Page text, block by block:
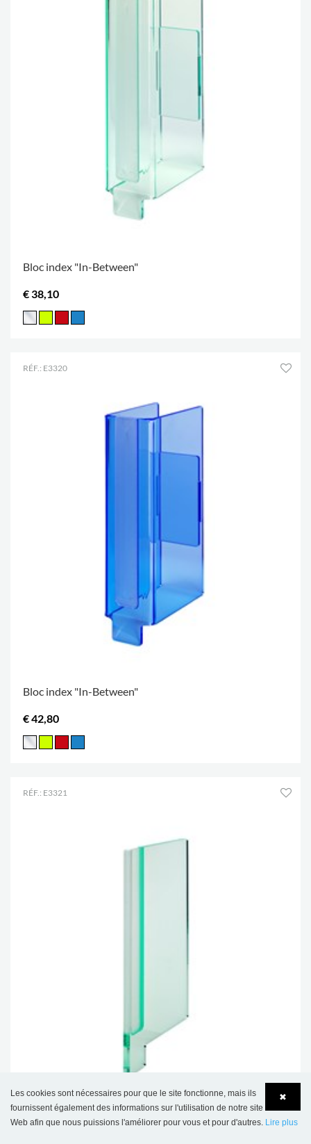
Bloc index "In-Between"
€ 38,10
RÉF.: E3320
Bloc index "In-Between"
€ 42,80
RÉF.: E3321
Bloc index In-Between, ultra-fin avec butée d'arrêt
✖
Les cookies sont nécessaires pour que le site fonctionne, mais ils
fournissent également des informations sur l'utilisation de notre site
Web afin que nous puissions l'améliorer pour vous et pour d'autres. Lire plus